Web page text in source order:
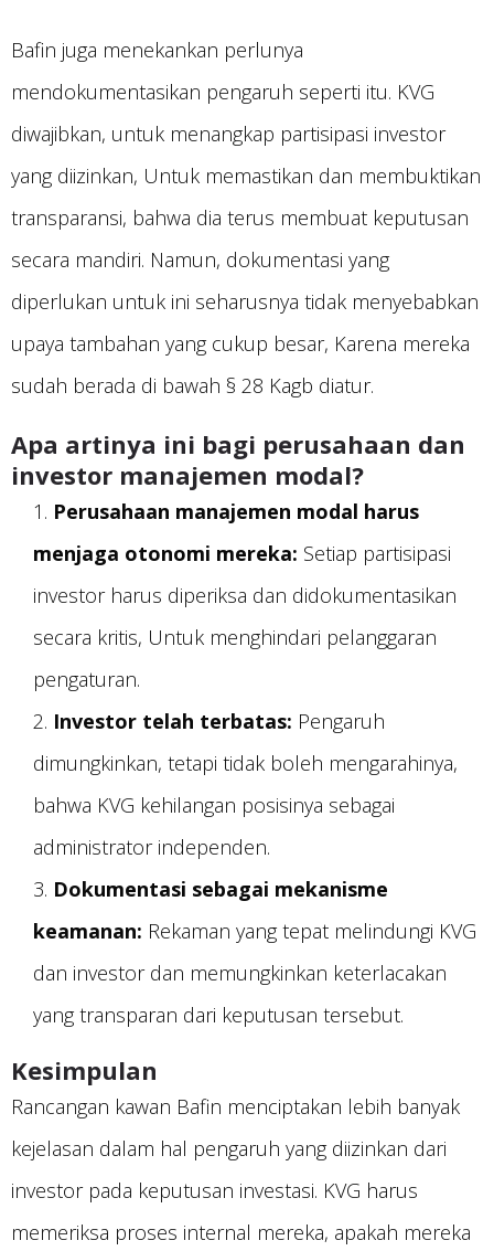
Bafin juga menekankan perlunya
mendokumentasikan pengaruh seperti itu. KVG
diwajibkan, untuk menangkap partisipasi investor
yang diizinkan, Untuk memastikan dan membuktikan
transparansi, bahwa dia terus membuat keputusan
secara mandiri. Namun, dokumentasi yang
diperlukan untuk ini seharusnya tidak menyebabkan
upaya tambahan yang cukup besar, Karena mereka
sudah berada di bawah § 28 Kagb diatur.
Apa artinya ini bagi perusahaan dan
investor manajemen modal?
Perusahaan manajemen modal harus
menjaga otonomi mereka: Setiap partisipasi
investor harus diperiksa dan didokumentasikan
secara kritis, Untuk menghindari pelanggaran
pengaturan.
Investor telah terbatas: Pengaruh
dimungkinkan, tetapi tidak boleh mengarahinya,
bahwa KVG kehilangan posisinya sebagai
administrator independen.
Dokumentasi sebagai mekanisme
keamanan: Rekaman yang tepat melindungi KVG
dan investor dan memungkinkan keterlacakan
yang transparan dari keputusan tersebut.
Kesimpulan
Rancangan kawan Bafin menciptakan lebih banyak
kejelasan dalam hal pengaruh yang diizinkan dari
investor pada keputusan investasi. KVG harus
memeriksa proses internal mereka, apakah mereka